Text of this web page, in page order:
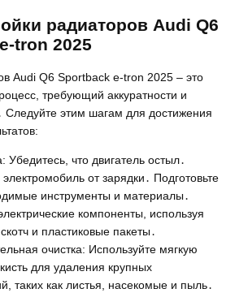
радиаторов Audi Q6
tron 2025
Audi Q6 Sportback e-tron 2025 – это
требующий аккуратности и
Следуйте этим шагам для достижения
Убедитесь, что двигатель остыл․
от зарядки․ Подготовьте
инструменты и материалы․
компоненты, используя
и пластиковые пакеты․
очистка: Используйте мягкую
для удаления крупных
таких как листья, насекомые и пыль․